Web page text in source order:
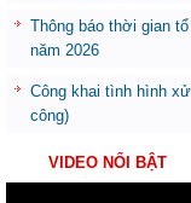
Thông báo thời gian
năm 2026
Công khai tình hình
công)
VIDEO NỔI BẬT